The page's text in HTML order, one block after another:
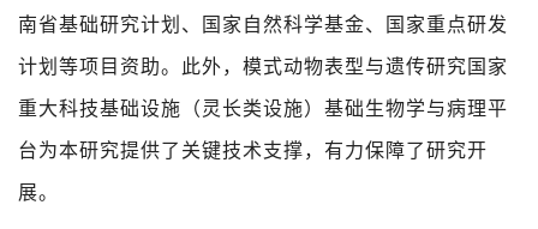
南省基础研究计划、国家自然科学基金、国家重点研发
计划等项目资助。 此外，模式动物表型与遗传研究国家
重大科技基础设施（灵长类设施）基础生物学与病理平
台为本研究提供了关键技术支撑，有力保障了研究开
展。